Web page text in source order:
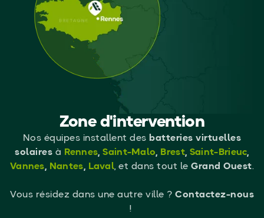
Zone d'intervention
Nos équipes installent des batteries virtuelles
solaires à Rennes,Saint-Malo, Brest, Saint-Brieuc,
Vannes, Nantes, Laval, et dans tout leGrand Ouest.
Vous résidez dans une autre ville ? Contactez-nous
!